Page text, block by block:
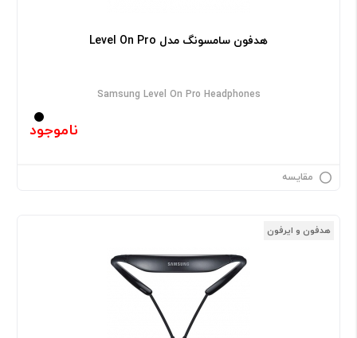
هدفون سامسونگ مدل Level On Pro
Samsung Level On Pro Headphones
ناموجود
مقایسه
هدفون و ایرفون